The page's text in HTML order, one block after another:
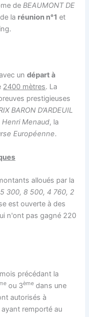
de BEAUMONT DE
la réunion n°1 et
undépart à
2400 mètres. La
prestigieuses
BARON D’ARDEUIL
Menaud, la
Européenne.
alloués par la
300, 8 500, 4 760, 2
est ouverte à des
n'ont pas gagné 220
précédant la
ou 3ème dans une
autorisés à
remporté au